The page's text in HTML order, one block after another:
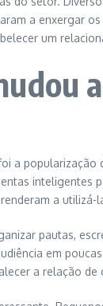
a enxergar
um
a
inteligentes
a utilizá-
pautas,
em
a relação